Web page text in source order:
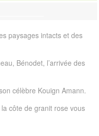
paysages intacts et des
Bénodet, l’arrivée des
célèbre Kouign Amann.
côte de granit rose vous